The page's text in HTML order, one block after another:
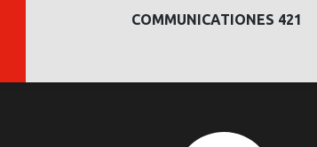
COMMUNICATIONES 421